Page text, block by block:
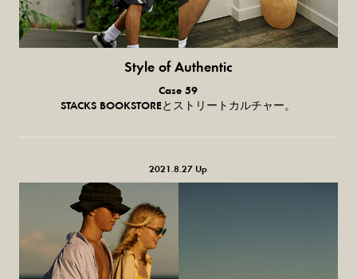
Style of Authentic
普通の服、
普通のスタイル。
Case 59
STACKS BOOKSTOREとストリートカルチャー。
2021.8.27 Up